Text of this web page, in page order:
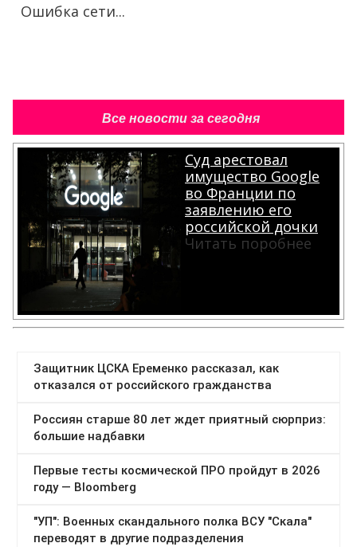
Ошибка сети...
Все новости за сегодня
Суд арестовал
имущество Google
во Франции по
заявлению его
российской дочки
Читать поробнее